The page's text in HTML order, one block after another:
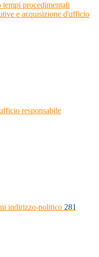
procedimentali
e acquisizione d'ufficio
responsabile
indirizzo-politico 281